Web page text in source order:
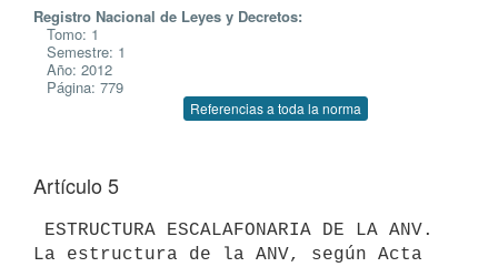
Registro Nacional de Leyes y Decretos:
Tomo: 1
Semestre: 1
Año: 2012
Página: 779
Referencias a toda la norma
Artículo 5
La estructura de la ANV, según Acta